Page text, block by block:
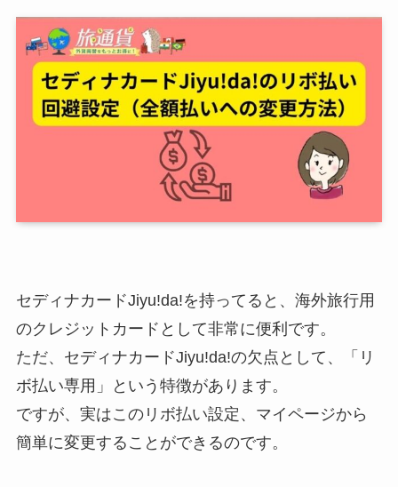
セディナカードJiyu!da!を持ってると、海外旅行用
のクレジットカードとして非常に便利です。
ただ、セディナカードJiyu!da!の欠点として、「リ
ボ払い専用」という特徴があります。
ですが、実はこのリボ払い設定、マイページから
簡単に変更することができるのです。